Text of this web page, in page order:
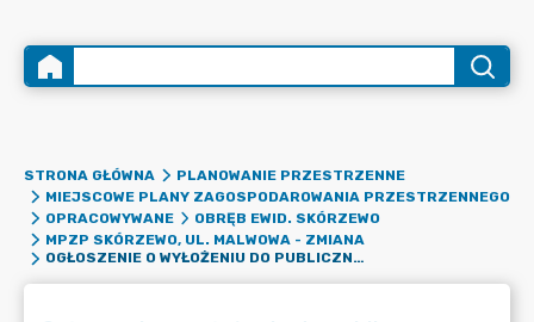
STRONA GŁÓWNA
PLANOWANIE PRZESTRZENNE
MIEJSCOWE PLANY ZAGOSPODAROWANIA PRZESTRZENNEGO
OPRACOWYWANE
OBRĘB EWID. SKÓRZEWO
MPZP SKÓRZEWO, UL. MALWOWA - ZMIANA
OGŁOSZENIE O WYŁOŻENIU DO PUBLICZNEGO WGLĄDU PROJEKTU ZMIANY MIEJSCOWEGO PLANU ZAGOSPODAROWANIA PRZESTRZENNEGO TERENU W MIEJSCOWOŚCI SKÓRZEWO, W REJONIE ULICY MALWOWEJ, GMINA DOPIEWO